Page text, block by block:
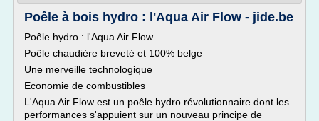
Poêle à bois hydro : l'Aqua Air Flow - jide.be
Poêle hydro : l'Aqua Air Flow
Poêle chaudière breveté et 100% belge
Une merveille technologique
Economie de combustibles
L'Aqua Air Flow est un poêle hydro révolutionnaire dont les
performances s'appuient sur un nouveau principe de